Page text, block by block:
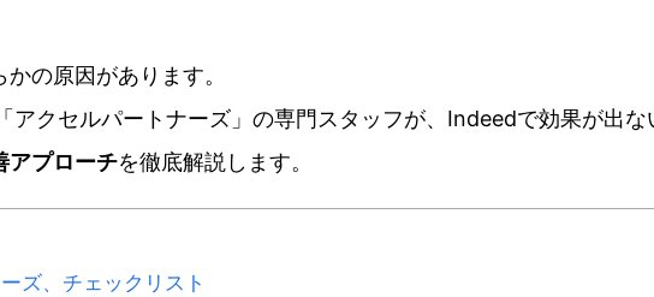
の原因があります。
アクセルパートナーズ」の専門スタッフが、Indeedで効果が出な
アプローチを徹底解説します。
ズ、チェックリスト